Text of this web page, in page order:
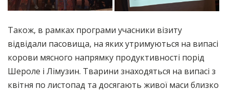
Також, в рамках програми учасники візиту
відвідали пасовища, на яких утримуються на випасі
корови мясного напрямку продуктивності порід
Шероле і Лімузин. Тварини знаходяться на випасі з
квітня по листопад та досягають живої маси близко